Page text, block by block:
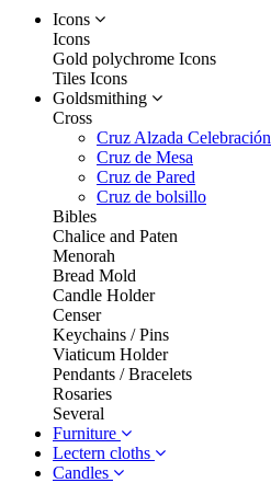
Icons
Icons
Gold polychrome Icons
Tiles Icons
Goldsmithing
Cross
Cruz Alzada Celebración
Cruz de Mesa
Cruz de Pared
Cruz de bolsillo
Bibles
Chalice and Paten
Menorah
Bread Mold
Candle Holder
Censer
Keychains / Pins
Viaticum Holder
Pendants / Bracelets
Rosaries
Several
Furniture
Lectern cloths
Candles